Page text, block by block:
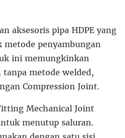
aksesoris pipa HDPE yang
penyambungan
ini memungkinkan
metode welded,
Compression Joint.
Mechanical Joint
menutup saluran.